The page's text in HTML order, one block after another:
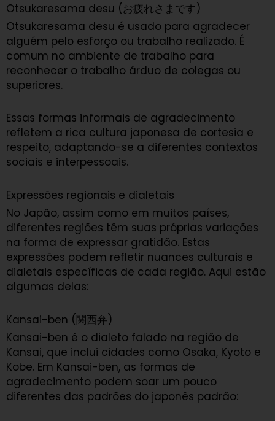
Otsukaresama desu (お疲れさまです)
Otsukaresama desu é usado para agradecer
alguém pelo esforço ou trabalho realizado. É
comum no ambiente de trabalho para
reconhecer o trabalho árduo de colegas ou
superiores.
Essas formas informais de agradecimento
refletem a rica cultura japonesa de cortesia e
respeito, adaptando-se a diferentes contextos
sociais e interpessoais.
Expressões regionais e dialetais
No Japão, assim como em muitos países,
diferentes regiões têm suas próprias variações
na forma de expressar gratidão. Estas
expressões podem refletir nuances culturais e
dialetais específicas de cada região. Aqui estão
algumas delas:
Kansai-ben (関西弁)
Kansai-ben é o dialeto falado na região de
Kansai, que inclui cidades como Osaka, Kyoto e
Kobe. Em Kansai-ben, as formas de
agradecimento podem soar um pouco
diferentes das padrões do japonês padrão: